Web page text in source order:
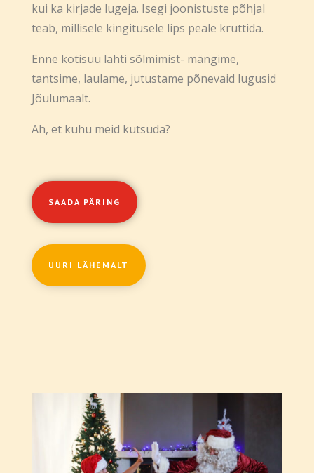
kui ka kirjade lugeja. Isegi joonistuste põhjal
teab, millisele kingitusele lips peale kruttida.
Enne kotisuu lahti sõlmimist- mängime,
tantsime, laulame, jutustame põnevaid lugusid
Jõulumaalt.
Ah, et kuhu meid kutsuda?
SAADA PÄRING
UURI LÄHEMALT